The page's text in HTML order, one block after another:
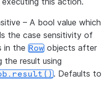
– A bool value which
the case sensitivity of
in the Row objects after
the result using
. Defaults to